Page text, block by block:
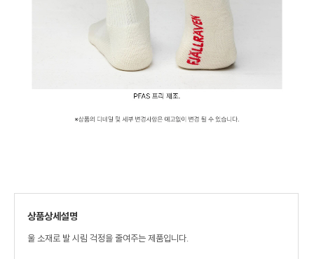
상품상세설명
울 소재로 발 시림 걱정을 줄여주는 제품입니다.